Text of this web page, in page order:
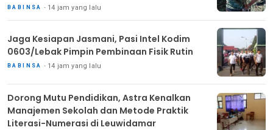
BABINSA 14 jam yang lalu
Jaga Kesiapan Jasmani, Pasi Intel Kodim
0603/Lebak Pimpin Pembinaan Fisik Rutin
BABINSA 14 jam yang lalu
Dorong Mutu Pendidikan, Astra Kenalkan
Manajemen Sekolah dan Metode Praktik
Literasi-Numerasi di Leuwidamar